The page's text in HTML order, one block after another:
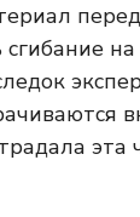
сгибание
эта